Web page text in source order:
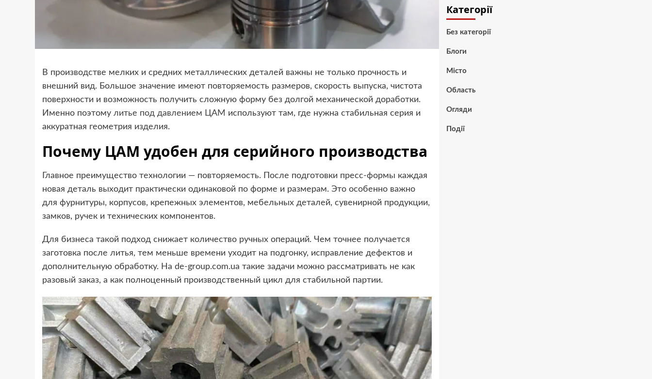
В производстве мелких и средних металлических деталей важны не только прочность и
внешний вид. Большое значение имеют повторяемость размеров, скорость выпуска, чистота
поверхности и возможность получить сложную форму без долгой механической доработки.
Именно поэтому литье под давлением ЦАМ используют там, где нужна стабильная серия и
аккуратная геометрия изделия.
Почему ЦАМ удобен для серийного производства
Главное преимущество технологии — повторяемость. После подготовки пресс-формы каждая
новая деталь выходит практически одинаковой по форме и размерам. Это особенно важно
для фурнитуры, корпусов, крепежных элементов, мебельных деталей, сувенирной продукции,
замков, ручек и технических компонентов.
Для бизнеса такой подход снижает количество ручных операций. Чем точнее получается
заготовка после литья, тем меньше времени уходит на подгонку, исправление дефектов и
дополнительную обработку. На de-group.com.ua такие задачи можно рассматривать не как
разовый заказ, а как полноценный производственный цикл для стабильной партии.
Категорії
Без категорії
Блоги
Місто
Область
Огляди
Події